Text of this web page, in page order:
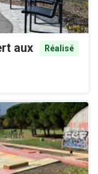
aux
Réalisé